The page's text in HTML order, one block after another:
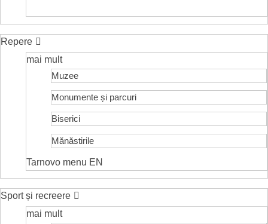
Repere
mai mult
Muzee
Monumente și parcuri
Biserici
Mănăstirile
Tarnovo menu EN
Sport și recreere
mai mult